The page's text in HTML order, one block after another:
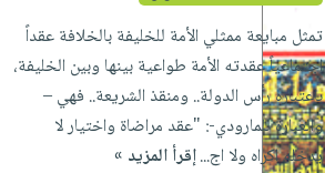
تمثل مبايعة ممثلي الأمة للخليفة بالخلافة عقداً
اجتماعياً عقدته الأمة طواعية بينها وبين الخليفة،
باعتباره رأس الدولة.. ومنقذ الشريعة.. فهي –
والعبارة للمارودي-: "عقد مراضاة واختيار لا
يدخله اكراه ولا اج...إقرأ المزيد »